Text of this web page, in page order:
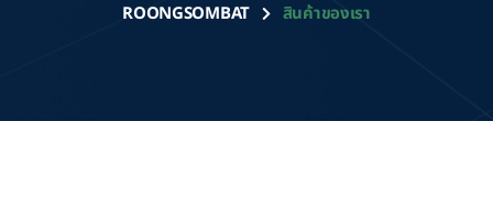
ROONGSOMBAT สินค้าของเรา